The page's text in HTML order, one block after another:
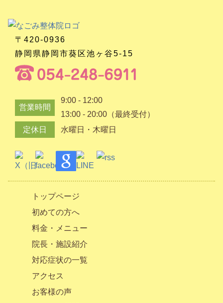
〒420-0936
静岡県静岡市葵区池ヶ谷5-15
営業時間
9:00 - 12:00
13:00 - 20:00（最終受付）
定休日
水曜日・木曜日
トップページ
初めての方へ
料金・メニュー
院長・施設紹介
対応症状の一覧
アクセス
お客様の声